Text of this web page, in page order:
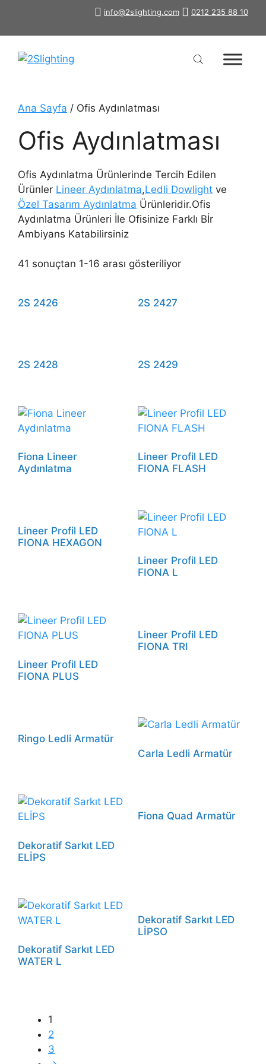
info@2slighting.com 0212 235 88 10
Ana Sayfa / Ofis Aydınlatması
Ofis Aydınlatması
Ofis Aydınlatma Ürünlerinde Tercih Edilen
Ürünler Lineer Aydınlatma,Ledli Dowlight ve
Özel Tasarım Aydınlatma Ürünleridir.Ofis
Aydınlatma Ürünleri İle Ofisinize Farklı Bİr
Ambiyans Katabilirsiniz
41 sonuçtan 1-16 arası gösteriliyor
2S 2426 2S 2427
2S 2428 2S 2429
Fiona Lineer
Aydınlatma
Lineer Profil LED
FIONA FLASH
Lineer Profil LED
FIONA HEXAGON
Lineer Profil LED
FIONA L
Lineer Profil LED
FIONA PLUS
Lineer Profil LED
FIONA TRI
Ringo Ledli Armatür
Carla Ledli Armatür
Dekoratif Sarkıt LED
ELİPS
Fiona Quad Armatür
Dekoratif Sarkıt LED
WATER L
Dekoratif Sarkıt LED
LİPSO
1
2
3